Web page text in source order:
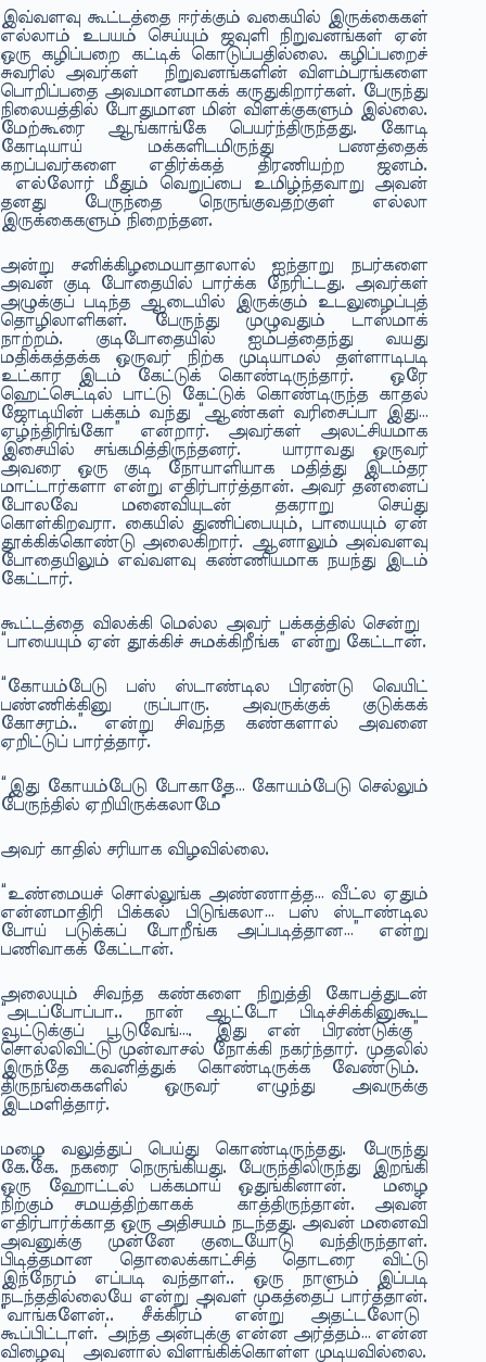
இவ்வளவு கூட்டத்தை ஈர்க்கும் வகையில் இருக்கைகள்
எல்லாம் உபயம் செய்யும் ஜவுளி நிறுவனங்கள் ஏன்
ஒரு கழிப்பறை கட்டிக் கொடுப்பதில்லை. கழிப்பறைச்
சுவரில் அவர்கள் நிறுவனங்களின் விளம்பரங்களை
பொறிப்பதை அவமானமாகக் கருதுகிறார்கள். பேருந்து
நிலையத்தில் போதுமான மின் விளக்குகளும் இல்லை.
மேற்கூரை ஆங்காங்கே பெயர்ந்திருந்தது. கோடி
கோடியாய் மக்களிடமிருந்து பணத்தைக்
கறப்பவர்களை எதிர்க்கத் திரணியற்ற ஜனம்.
எல்லோர் மீதும் வெறுப்பை உமிழ்ந்தவாறு அவன்
தனது பேருந்தை நெருங்குவதற்குள் எல்லா
இருக்கைகளும் நிறைந்தன.
அன்று சனிக்கிழமையாதாலால் ஐந்தாறு நபர்களை
அவன் குடி போதையில் பார்க்க நேரிட்டது. அவர்கள்
அழுக்குப் படிந்த ஆடையில் இருக்கும் உடலுழைப்புத்
தொழிலாளிகள். பேருந்து முழுவதும் டாஸ்மாக்
நாற்றம். குடிபோதையில் ஐம்பத்தைந்து வயது
மதிக்கத்தக்க ஒருவர் நிற்க முடியாமல் தள்ளாடிபடி
உட்கார இடம் கேட்டுக் கொண்டிருந்தார். ஒரே
ஹெட்செட்டில் பாட்டு கேட்டுக் கொண்டிருந்த காதல்
ஜோடியின் பக்கம் வந்து “ஆண்கள் வரிசைப்பா இது…
ஏழ்ந்திரிங்கோ” என்றார். அவர்கள் அலட்சியமாக
இசையில் சங்கமித்திருந்தனர். யாராவது ஒருவர்
அவரை ஒரு குடி நோயாளியாக மதித்து இடம்தர
மாட்டார்களா என்று எதிர்பார்த்தான். அவர் தன்னைப்
போலவே மனைவியுடன் தகராறு செய்து
கொள்கிறவரா. கையில் துணிப்பையும், பாயையும் ஏன்
தூக்கிக்கொண்டு அலைகிறார். ஆனாலும் அவ்வளவு
போதையிலும் எவ்வளவு கண்ணியமாக நயந்து இடம்
கேட்டார்.
கூட்டத்தை விலக்கி மெல்ல அவர் பக்கத்தில் சென்று
“பாயையும் ஏன் தூக்கிச் சுமக்கிறீங்க” என்று கேட்டான்.
“கோயம்பேடு பஸ் ஸ்டாண்டில பிரண்டு வெயிட்
பண்ணிக்கினு ருப்பாரு. அவருக்குக் குடுக்கக்
கோசரம்..” என்று சிவந்த கண்களால் அவனை
ஏறிட்டுப் பார்த்தார்.
“இது கோயம்பேடு போகாதே… கோயம்பேடு செல்லும்
பேருந்தில் ஏறியிருக்கலாமே”
அவர் காதில் சரியாக விழவில்லை.
“உண்மையச் சொல்லுங்க அண்ணாத்த… வீட்ல ஏதும்
என்னமாதிரி பிக்கல் பிடுங்கலா… பஸ் ஸ்டாண்டில
போய் படுக்கப் போறீங்க அப்படித்தான…” என்று
பணிவாகக் கேட்டான்.
அலையும் சிவந்த கண்களை நிறுத்தி கோபத்துடன்
“அடப்போப்பா.. நான் ஆட்டோ பிடிச்சிக்கினுகூட
வூட்டுக்குப் பூடுவேங்…. இது என் பிரண்டுக்கு”
சொல்லிவிட்டு முன்வாசல் நோக்கி நகர்ந்தார். முதலில்
இருந்தே கவனித்துக் கொண்டிருக்க வேண்டும்.
திருநங்கைகளில் ஒருவர் எழுந்து அவருக்கு
இடமளித்தார்.
மழை வலுத்துப் பெய்து கொண்டிருந்தது. பேருந்து
கே.கே. நகரை நெருங்கியது. பேருந்திலிருந்து இறங்கி
ஒரு ஹோட்டல் பக்கமாய் ஒதுங்கினான். மழை
நிற்கும் சமயத்திற்காகக் காத்திருந்தான். அவன்
எதிர்பார்க்காத ஒரு அதிசயம் நடந்தது. அவன் மனைவி
அவனுக்கு முன்னே குடையோடு வந்திருந்தாள்.
பிடித்தமான தொலைக்காட்சித் தொடரை விட்டு
இந்நேரம் எப்படி வந்தாள்.. ஒரு நாளும் இப்படி
நடந்ததில்லையே என்று அவள் முகத்தைப் பார்த்தான்.
“வாங்களேன்.. சீக்கிரம்” என்று அதட்டலோடு
கூப்பிட்டாள். ‘அந்த அன்புக்கு என்ன அர்த்தம்… என்ன
விழைவு’ அவனால் விளங்கிக்கொள்ள முடியவில்லை.